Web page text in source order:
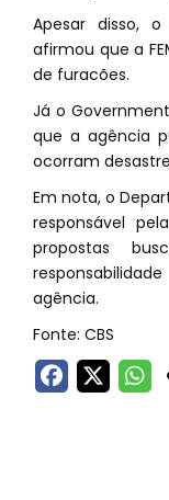
Apesar disso,
afirmou que a
de furacões.
Já o
que a agência
ocorram
Em nota, o
responsável
propostas
agência.
Fonte: CBS